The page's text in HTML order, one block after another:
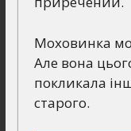
Моховинка
Але вона
покликала
старого.